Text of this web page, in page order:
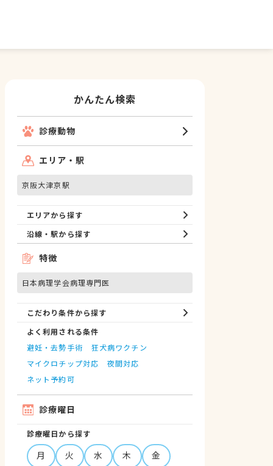
かんたん検索
診療動物
エリア・駅
京阪大津京駅
エリアから探す
沿線・駅から探す
特徴
日本病理学会病理専門医
こだわり条件から探す
よく利用される条件
避妊・去勢手術
狂犬病ワクチン
マイクロチップ対応
夜間対応
ネット予約可
診療曜日
診療曜日から探す
月 火 水 木
金